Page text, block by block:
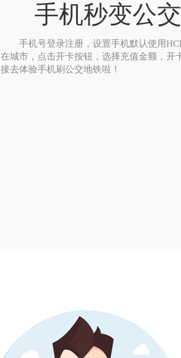
手机秒变公
手机号登录注册，设置手机默认使用
在城市，点击开卡按钮，选择充值金额，开
接去体验手机刷公交地铁啦！